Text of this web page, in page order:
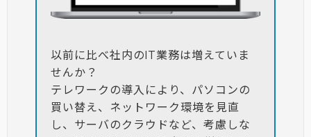
以前に比べ社内のIT業務は増えていま
せんか？
テレワークの導入により、パソコンの
買い替え、ネットワーク環境を見直
し、サーバのクラウドなど、考慮しな